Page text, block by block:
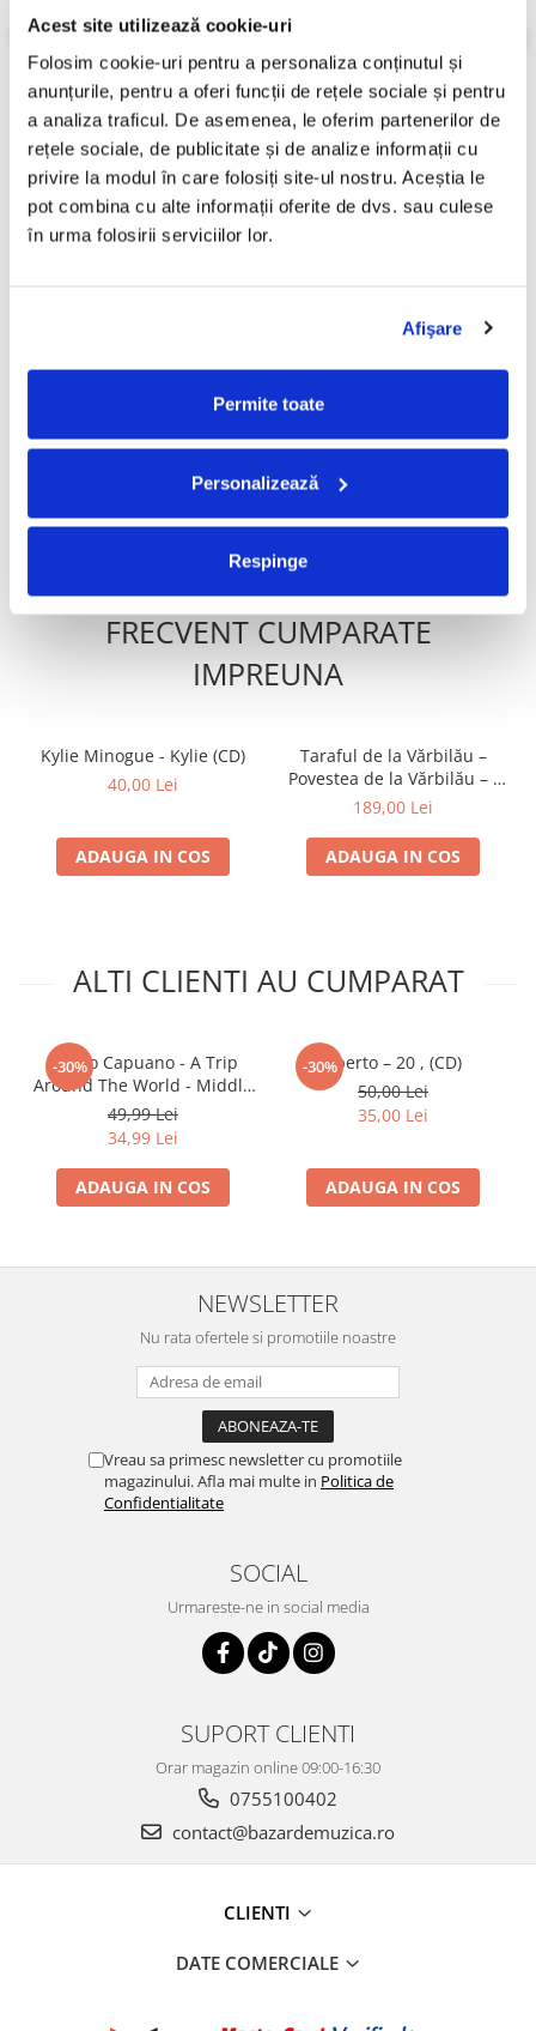
Acest site utilizează cookie-uri
Folosim cookie-uri pentru a personaliza conținutul și
anunțurile, pentru a oferi funcții de rețele sociale și pentru
a analiza traficul. De asemenea, le oferim partenerilor de
rețele sociale, de publicitate și de analize informații cu
privire la modul în care folosiți site-ul nostru. Aceștia le
pot combina cu alte informații oferite de dvs. sau culese
în urma folosirii serviciilor lor.
Afişare
Permite toate
Personalizează
Respinge
An Lansare:2011
Stil:
Pop ; Vocal
Stare Disc:Mint (M)
Stare Coperta:Mint (M)
Review-uri(0)
50,00 Lei
35,00 Lei
FRECVENT CUMPARATE
IMPREUNA
Kylie Minogue - Kylie (CD)
40,00 Lei
ADAUGA IN COS
Taraful de la Vărbilău –
Povestea de la Vărbilău – -
Electrecord, (Disc Vinil)
189,00 Lei
ADAUGA IN COS
ALTI CLIENTI AU CUMPARAT
-30%
Anello Capuano - A Trip
Around The World - Middle
East, (CD)
49,99 Lei
34,99 Lei
ADAUGA IN COS
-30%Aperto – 20 , (CD)
50,00 Lei
35,00 Lei
ADAUGA IN COS
NEWSLETTER
Nu rata ofertele si promotiile noastre
Vreau sa primesc newsletter cu promotiile
magazinului. Afla mai multe in Politica de
Confidentialitate
SOCIAL
Urmareste-ne in social media
SUPORT CLIENTI
Orar magazin online 09:00-16:30
0755100402
contact@bazardemuzica.ro
CLIENTI
DATE COMERCIALE